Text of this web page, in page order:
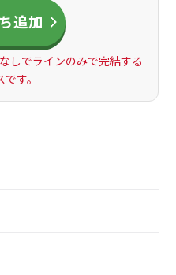
追加
しでラインのみで完結する
す。